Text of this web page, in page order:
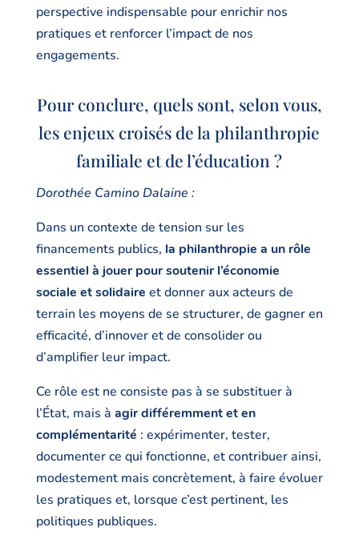
perspective indispensable pour enrichir nos
pratiques et renforcer l’impact de nos
engagements.
Pour conclure, quels sont, selon vous,
les enjeux croisés de la philanthropie
familiale et de l’éducation ?
Dorothée Camino Dalaine :
Dans un contexte de tension sur les
financements publics, la philanthropie a un rôle
essentiel à jouer pour soutenir l’économie
sociale et solidaire et donner aux acteurs de
terrain les moyens de se structurer, de gagner en
efficacité, d’innover et de consolider ou
d’amplifier leur impact.
Ce rôle est ne consiste pas à se substituer à
l’État, mais à agir différemment et en
complémentarité : expérimenter, tester,
documenter ce qui fonctionne, et contribuer ainsi,
modestement mais concrètement, à faire évoluer
les pratiques et, lorsque c’est pertinent, les
politiques publiques.